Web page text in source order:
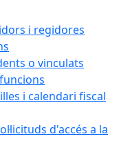
i regidores
o vinculats
i calendari fiscal
d'accés a la